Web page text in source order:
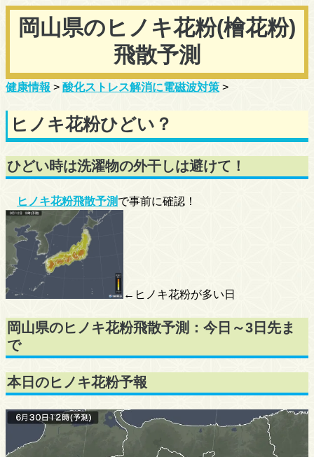
岡山県のヒノキ花粉(檜花粉)
飛散予測
健康情報 > 酸化ストレス解消に電磁波対策 >
ヒノキ花粉ひどい？
ひどい時は洗濯物の外干しは避けて！
ヒノキ花粉飛散予測 で事前に確認！
←ヒノキ花粉が多い日
岡山県のヒノキ花粉飛散予測：今日～3日先ま
で
本日のヒノキ花粉予報